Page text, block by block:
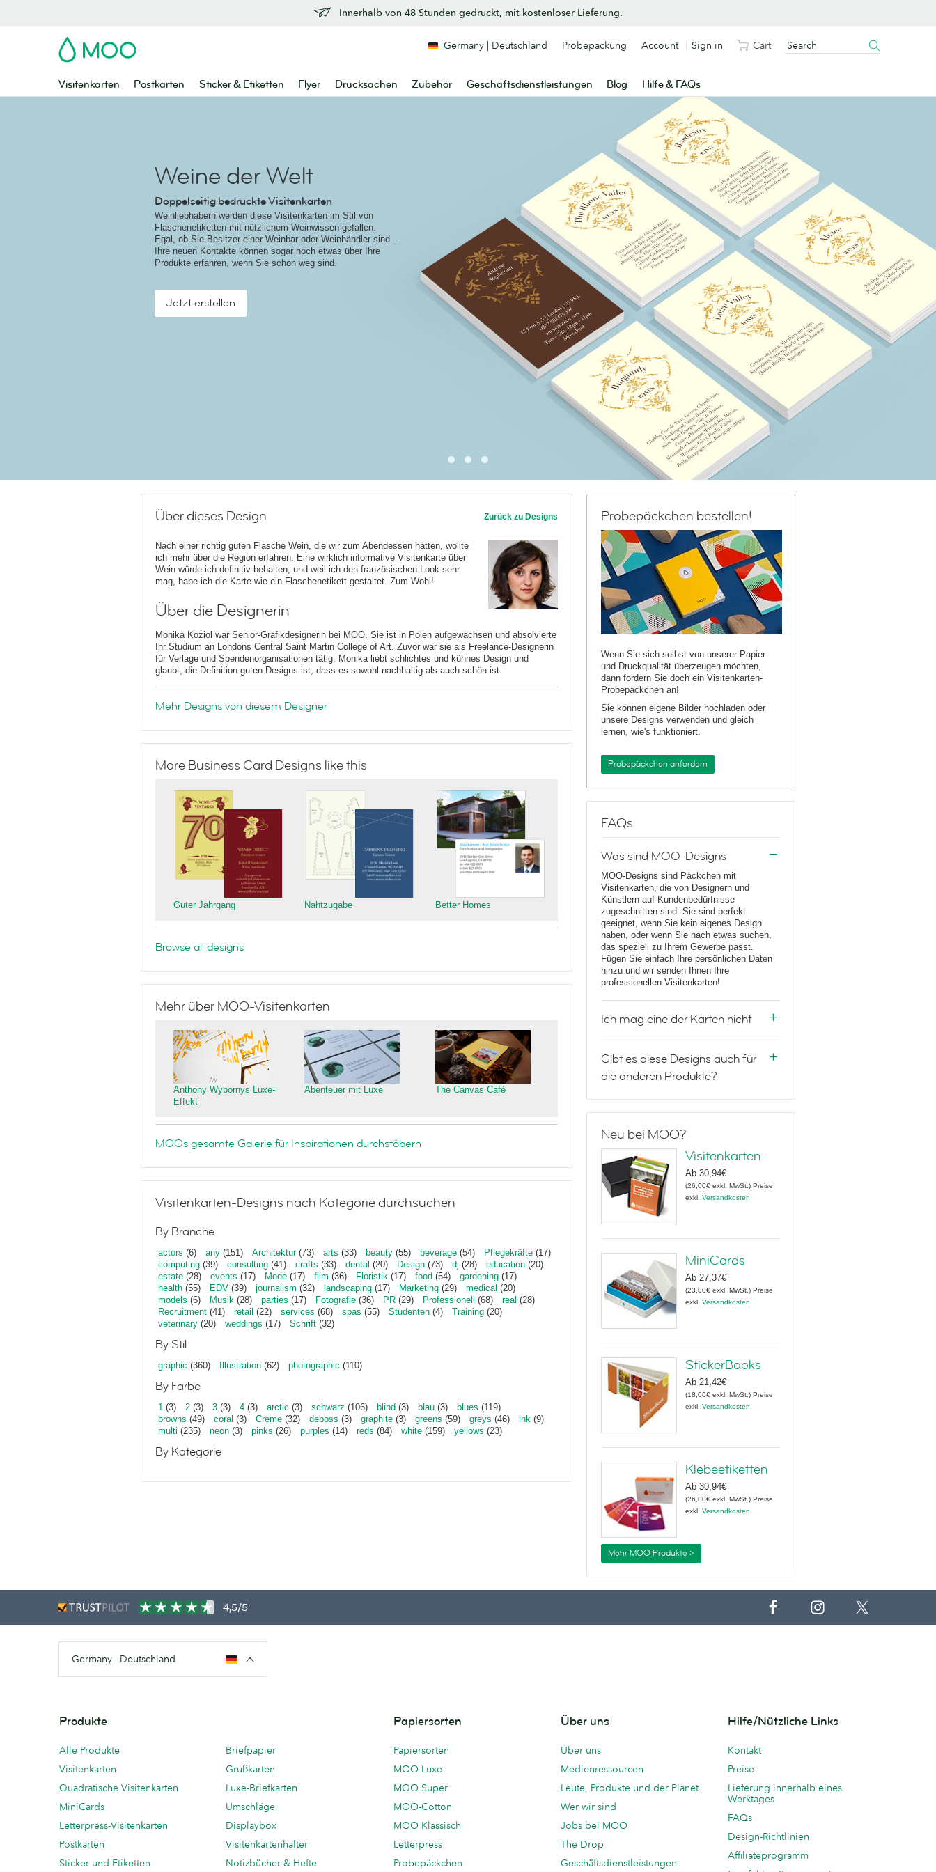
Innerhalb von 48 Stunden gedruckt, mit kostenloser Lieferung.
MOO
Visitenkarten Postkarten Sticker & Etiketten Flyer Drucksachen Zubehör Geschäftsdienstleistungen Blog Hilfe & FAQs
Germany | Deutschland Probepackung Account Sign in Cart
Weine der Welt
Doppelseitig bedruckte Visitenkarten
Weinliebhabern werden diese Visitenkarten im Stil von
Flaschenetiketten mit nützlichem Weinwissen gefallen.
Egal, ob Sie Besitzer einer Weinbar oder Weinhändler sind –
Ihre neuen Kontakte können sogar noch etwas über Ihre
Produkte erfahren, wenn Sie schon weg sind.
Jetzt erstellen
Über dieses Design Zurück zu Designs
Nach einer richtig guten Flasche Wein, die wir zum Abendessen hatten, wollte
ich mehr über die Region erfahren. Eine wirklich informative Visitenkarte über
Wein würde ich definitiv behalten, und weil ich den französischen Look sehr
mag, habe ich die Karte wie ein Flaschenetikett gestaltet. Zum Wohl!
Über die Designerin
Monika Koziol war Senior-Grafikdesignerin bei MOO. Sie ist in Polen aufgewachsen und absolvierte
Ihr Studium an Londons Central Saint Martin College of Art. Zuvor war sie als Freelance-Designerin
für Verlage und Spendenorganisationen tätig. Monika liebt schlichtes und kühnes Design und
glaubt, die Definition guten Designs ist, dass es sowohl nachhaltig als auch schön ist.
Mehr Designs von diesem Designer
More Business Card Designs like this
Guter Jahrgang Nahtzugabe Better Homes
Browse all designs
Mehr über MOO-Visitenkarten
Anthony Wybornys Luxe-
Effekt
Abenteuer mit Luxe The Canvas Café
MOOs gesamte Galerie für Inspirationen durchstöbern
Visitenkarten-Designs nach Kategorie durchsuchen
By Branche
actors (6) any (151) Architektur(73) arts (33) beauty (55) beverage (54) Pflegekräfte (17)
computing (39) consulting (41) crafts (33) dental (20) Design (73) dj (28) education (20)
estate (28) events (17) Mode (17) film (36) Floristik (17) food (54) gardening (17)
health (55) EDV (39) journalism (32) landscaping (17) Marketing (29) medical (20)
models (6) Musik (28) parties (17) Fotografie (36) PR (29) Professionell (68) real (28)
Recruitment (41) retail (22) services (68) spas (55) Studenten (4) Training (20)
veterinary (20) weddings (17) Schrift (32)
By Stil
graphic (360) Illustration (62) photographic (110)
By Farbe
1 (3) 2 (3) 3 (3) 4 (3) arctic (3) schwarz (106) blind (3) blau (3) blues (119)
browns (49) coral (3) Creme (32) deboss (3) graphite (3) greens (59) greys (46) ink (9)
multi (235) neon (3) pinks (26) purples (14) reds (84) white (159) yellows (23)
By Kategorie
Probepäckchen bestellen!
Wenn Sie sich selbst von unserer Papier-
und Druckqualität überzeugen möchten,
dann fordern Sie doch ein Visitenkarten-
Probepäckchen an!
Sie können eigene Bilder hochladen oder
unsere Designs verwenden und gleich
lernen, wie's funktioniert.
Probepäckchen anfordern
FAQs
Was sind MOO-Designs
MOO-Designs sind Päckchen mit
Visitenkarten, die von Designern und
Künstlern auf Kundenbedürfnisse
zugeschnitten sind. Sie sind perfekt
geeignet, wenn Sie kein eigenes Design
haben, oder wenn Sie nach etwas suchen,
das speziell zu Ihrem Gewerbe passt.
Fügen Sie einfach Ihre persönlichen Daten
hinzu und wir senden Ihnen Ihre
professionellen Visitenkarten!
Ich mag eine der Karten nicht
Gibt es diese Designs auch für
die anderen Produkte?
Neu bei MOO?
Visitenkarten
Ab 30,94€
(26,00€ exkl. MwSt. ) Preise
exkl. Versandkosten
MiniCards
Ab 27,37€
(23,00€ exkl. MwSt. ) Preise
exkl. Versandkosten
StickerBooks
Ab 21,42€
(18,00€ exkl. MwSt. ) Preise
exkl. Versandkosten
Klebeetiketten
Ab 30,94€
(26,00€ exkl. MwSt. ) Preise
exkl. Versandkosten
Mehr MOO Produkte >
4,5/5
Germany | Deutschland
Produkte
Alle Produkte
Visitenkarten
Quadratische Visitenkarten
MiniCards
Letterpress-Visitenkarten
Postkarten
Sticker und Etiketten
Briefpapier
Grußkarten
Luxe-Briefkarten
Umschläge
Displaybox
Visitenkartenhalter
Notizbücher & Hefte
Papiersorten
Papiersorten
MOO-Luxe
MOO Super
MOO-Cotton
MOO Klassisch
Letterpress
Probepäckchen
Über uns
Über uns
Medienressourcen
Leute, Produkte und der Planet
Wer wir sind
Jobs bei MOO
The Drop
Geschäftsdienstleistungen
Hilfe/Nützliche Links
Kontakt
Preise
Lieferung innerhalb eines
Werktages
FAQs
Design-Richtlinien
Affiliateprogramm